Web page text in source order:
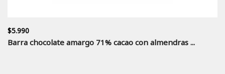
$5.990
Barra chocolate amargo 71% cacao con almendras ...